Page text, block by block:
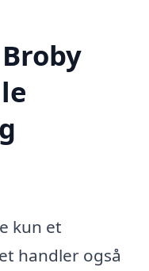
kun et
handler også